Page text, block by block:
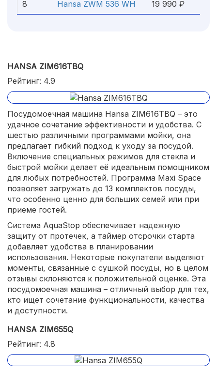
8 Hansa ZWM 536 WH 19 990 ₽
HANSA ZIM616TBQ
Рейтинг: 4.9
Посудомоечная машина Hansa ZIM616TBQ – это
удачное сочетание эффективности и удобства. С
шестью различными программами мойки, она
предлагает гибкий подход к уходу за посудой.
Включение специальных режимов для стекла и
быстрой мойки делает её идеальным помощником
для любых потребностей. Программа Maxi Space
позволяет загружать до 13 комплектов посуды,
что особенно ценно для больших семей или при
приеме гостей.
Система AquaStop обеспечивает надежную
защиту от протечек, а таймер отсрочки старта
добавляет удобства в планировании
использования. Некоторые покупатели выделяют
моменты, связанные с сушкой посуды, но в целом
отзывы склоняются к положительной оценке. Эта
посудомоечная машина – отличный выбор для тех,
кто ищет сочетание функциональности, качества
и доступности.
HANSA ZIM655Q
Рейтинг: 4.8